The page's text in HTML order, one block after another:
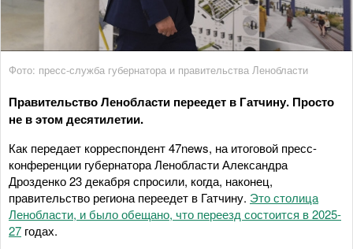
Фото: пресс-служба губернатора и правительства Ленобласти
Правительство Ленобласти переедет в Гатчину. Просто
не в этом десятилетии.
Как передает корреспондент 47news, на итоговой пресс-
конференции губернатора Ленобласти Александра
Дрозденко 23 декабря спросили, когда, наконец,
правительство региона переедет в Гатчину. Это столица
Ленобласти, и было обещано, что переезд состоится в 2025-
27 годах.